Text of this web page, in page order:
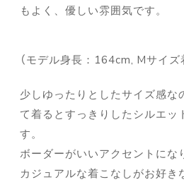
もよく、優しい雰囲気です。
（モデル身長：164cm, Mサイズ
少しゆったりとしたサイズ感な
て着るとすっきりしたシルエッ
す。
ボーダーがいいアクセントにな
カジュアルな着こなしがお好き